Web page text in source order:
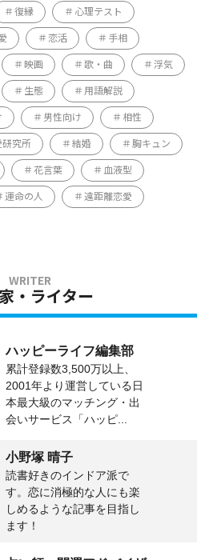
復縁 心理テスト
恋活 手相
映画 歌・曲 浮気
生態 用語解説
男性向け 相性
研究所 結婚 胸キュン
花言葉 血液型
運命の人 遠距離恋愛
・ライター
ハッピーライフ編集部
累計登録数3,500万以上、
2001年より運営している日
本最大級のマッチング・出
会いサービス「ハッピ...
小野塚 晴子
読書好きのインドア派で
す。恋に消極的な人にも楽
しめるような記事を目指し
ます！